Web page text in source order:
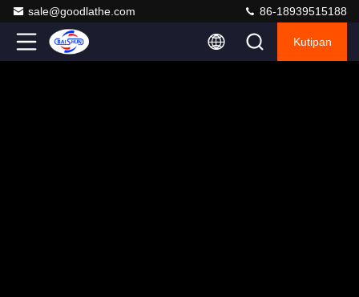
sale@goodlathe.com 86-18939515188
Kutipan